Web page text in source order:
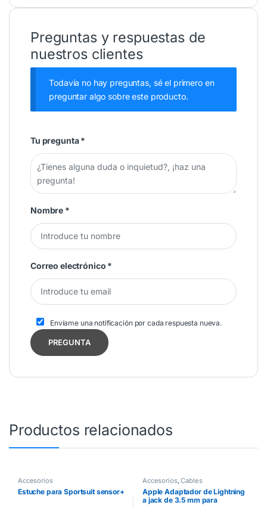
Preguntas y respuestas de
nuestros clientes
Todavía no hay preguntas, sé el primero en
preguntar algo sobre este producto.
Tu pregunta*
Nombre *
Correo electrónico *
Envíame una notificación por cada respuesta nueva.
Productos relacionados
Accesorios
Estuche para Sportsuit sensor+
Accesorios,Cables
Apple Adaptador de Lightning
a jack de 3.5 mm para